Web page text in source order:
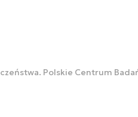
Polskie Centrum